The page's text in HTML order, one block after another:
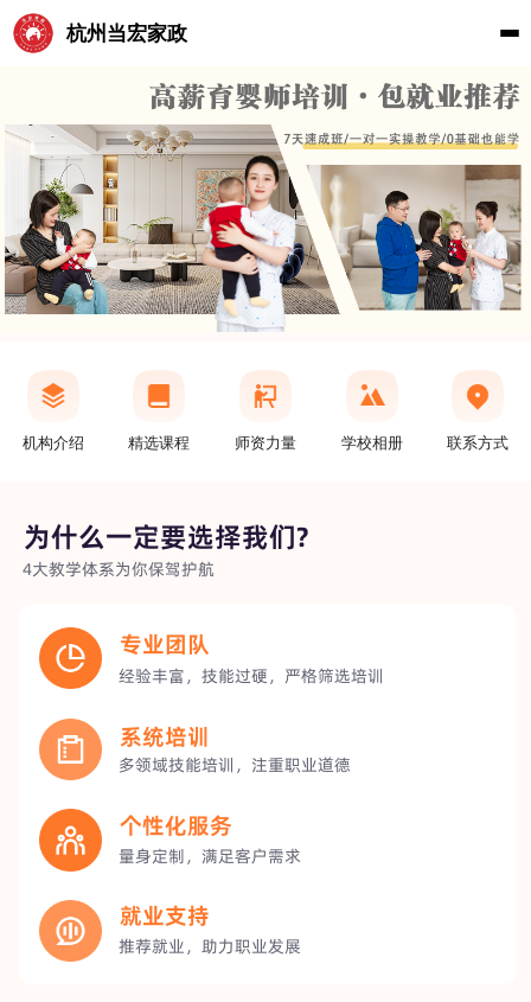
杭州当宏家政
机构介绍 精选课程 师资力量 学校相册 联系方式
为什么一定要选择我们?
4大教学体系为你保驾护航
专业团队
经验丰富，技能过硬，严格筛选培训
系统培训
多领域技能培训，注重职业道德
个性化服务
量身定制，满足客户需求
就业支持
推荐就业，助力职业发展